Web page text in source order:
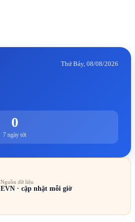
Thứ Bảy, 08/08/2026
0
7 ngày tới
Nguồn dữ liệu
EVN · cập nhật mỗi giờ